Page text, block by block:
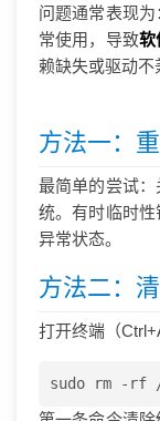
问题通常表现
常使用，导致软
赖缺失或驱动不
方法一：
最简单的尝试
统。有时临时
异常状态。
方法二：
打开终端（
sudo rm -rf